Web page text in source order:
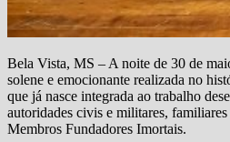
Bela Vista, MS – A noite de 30 de
solene e emocionante realizada no
que já nasce integrada ao trabalho
autoridades civis e militares,
Membros Fundadores Imortais.